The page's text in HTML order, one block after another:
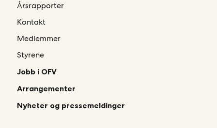
Årsrapporter
Kontakt
Medlemmer
Styrene
Jobb i OFV
Arrangementer
Nyheter og pressemeldinger